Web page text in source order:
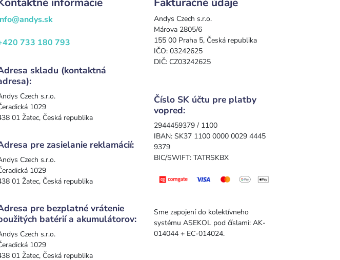
733 180 793
skladu (kontaktná
Czech s.r.o.
1029
01 Žatec, Česká republika
pre zasielanie reklamácií:
Czech s.r.o.
1029
01 Žatec, Česká republika
pre bezplatné vrátenie
batérií a akumulátorov:
Czech s.r.o.
1029
01 Žatec, Česká republika
Andys Czech s.r.o.
Márova 2805/6
155 00 Praha 5, Česká republika
IČO: 03242625
DIČ: CZ03242625
Číslo SK účtu pre platby
vopred:
2944459379 / 1100
IBAN: SK37 1100 0000 0029 4445
9379
BIC/SWIFT: TATRSKBX
Sme zapojení do kolektívneho
systému ASEKOL pod číslami: AK-
014044 + EC-014024.